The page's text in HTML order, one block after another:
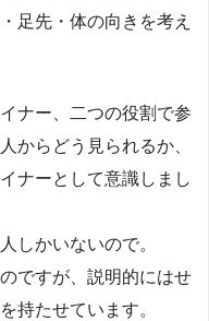
足先・体の向きを考え
ナー、二つの役割で参
からどう見られるか、
ナーとして意識しまし
しかいないので。
ですが、説明的にはせ
持たせています。